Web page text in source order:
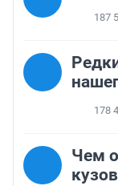
187
178
Чем